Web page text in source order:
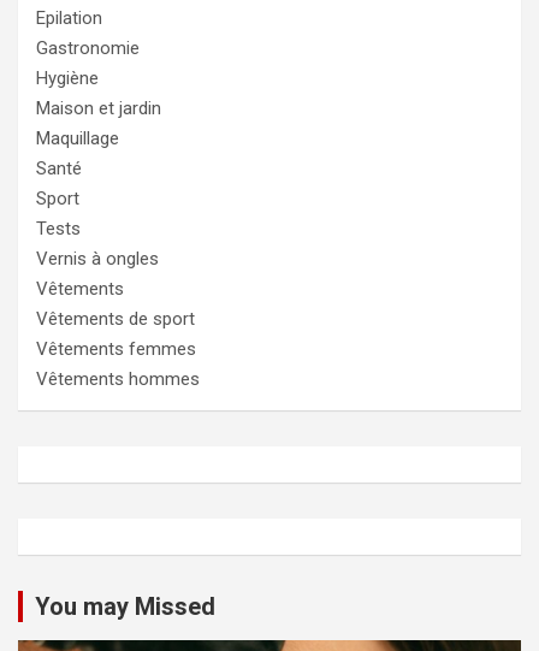
Epilation
Gastronomie
Hygiène
Maison et jardin
Maquillage
Santé
Sport
Tests
Vernis à ongles
Vêtements
Vêtements de sport
Vêtements femmes
Vêtements hommes
You may Missed